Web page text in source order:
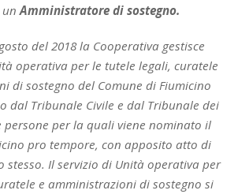
unAmministratore di sostegno.
del 2018 la Cooperativa gestisce
operativa per le tutele legali, curatele
di sostegno del Comune di Fiumicino
dal Tribunale Civile e dal Tribunale dei
per la quali viene nominato il
pro tempore, con apposito atto di
stesso. Il servizio di Unità operativa per
e amministrazioni di sostegno si